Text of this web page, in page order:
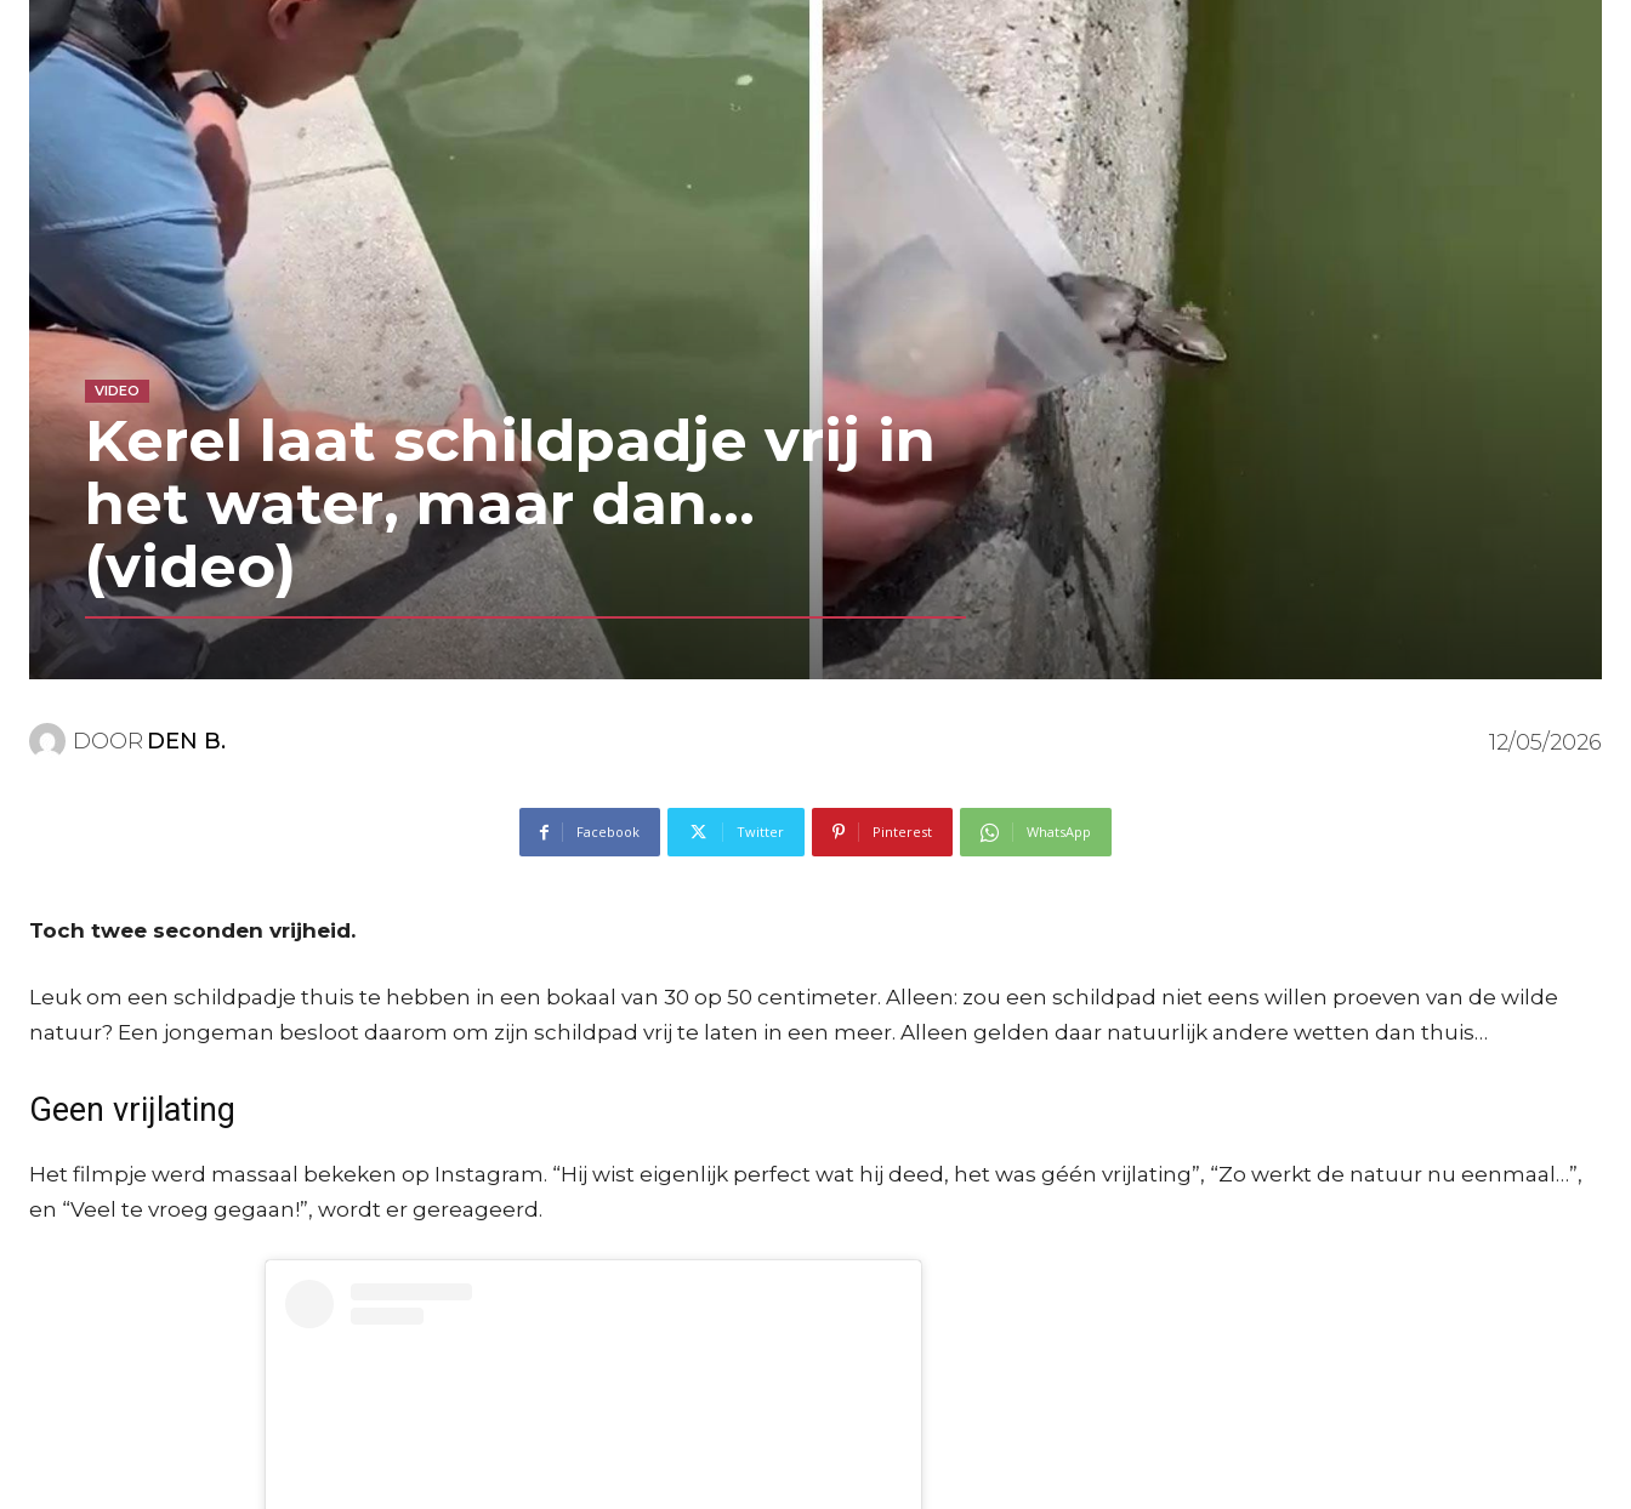
VIDEO
Kerel laat schildpadje vrij in
het water, maar dan…
(video)
DOOR DEN B. 12/05/2026
Facebook Twitter Pinterest WhatsApp
Toch twee seconden vrijheid.
Leuk om een schildpadje thuis te hebben in een bokaal van 30 op 50 centimeter. Alleen: zou een schildpad niet eens willen proeven van de wilde
natuur? Een jongeman besloot daarom om zijn schildpad vrij te laten in een meer. Alleen gelden daar natuurlijk andere wetten dan thuis…
Geen vrijlating
Het filmpje werd massaal bekeken op Instagram. “Hij wist eigenlijk perfect wat hij deed, het was géén vrijlating”, “Zo werkt de natuur nu eenmaal…”,
en “Veel te vroeg gegaan!”, wordt er gereageerd.